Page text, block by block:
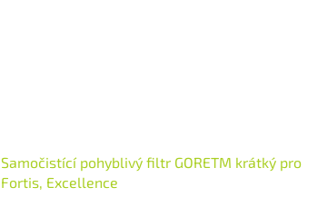
Samočistící pohyblivý filtr GORETM krátký pro
Fortis, Excellence